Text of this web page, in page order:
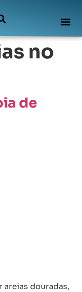
no
de
areias douradas,